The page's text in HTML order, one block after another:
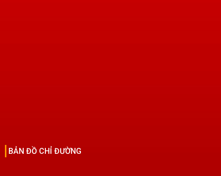
BẢN ĐỒ CHỈ ĐƯỜNG